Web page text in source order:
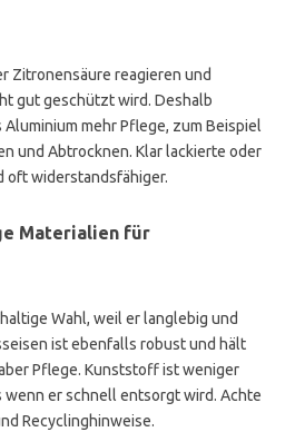
Zitronensäure reagieren und
gut geschützt wird. Deshalb
Aluminium mehr Pflege, zum Beispiel
und Abtrocknen. Klar lackierte oder
oft widerstandsfähiger.
Materialien für
Wahl, weil er langlebig und
ist ebenfalls robust und hält
Pflege. Kunststoff ist weniger
wenn er schnell entsorgt wird. Achte
Recyclinghinweise.